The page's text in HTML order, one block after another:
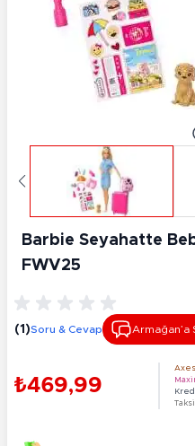
Barbie Seyahatte
FWV25
(1)Soru & Cevap Armağan’a
₺469,99